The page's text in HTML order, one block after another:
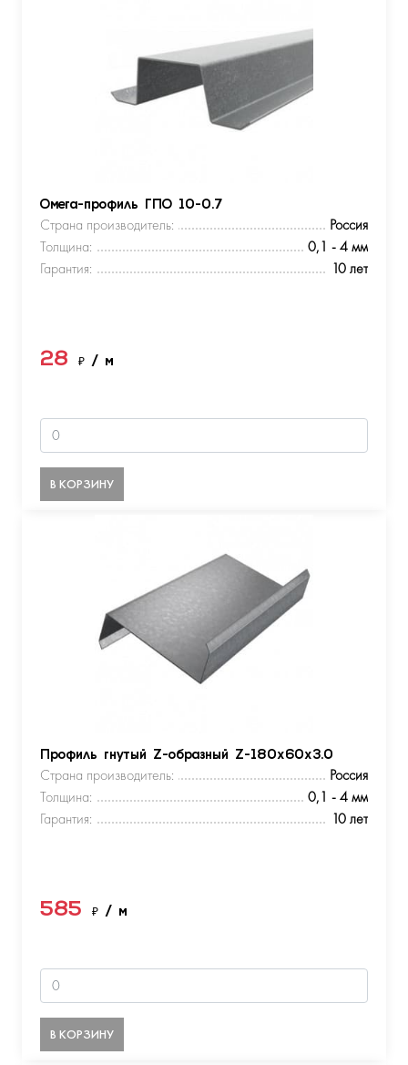
Омега-профиль ГПО 10-0.7
Страна производитель:
Россия
Толщина:
0,1 - 4 мм
Гарантия:
10 лет
28 ₽ / м
В КОРЗИНУ
Профиль гнутый Z-образный Z-180х60х3.0
Страна производитель:
Россия
Толщина:
0,1 - 4 мм
Гарантия:
10 лет
585 ₽ / м
В КОРЗИНУ